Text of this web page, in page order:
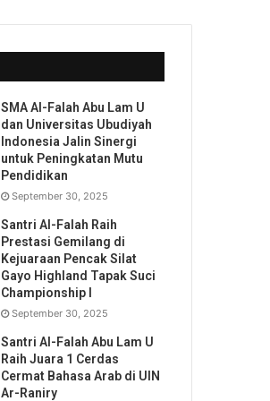
SMA Al-Falah Abu Lam U
dan Universitas Ubudiyah
Indonesia Jalin Sinergi
untuk Peningkatan Mutu
Pendidikan
September 30, 2025
Santri Al-Falah Raih
Prestasi Gemilang di
Kejuaraan Pencak Silat
Gayo Highland Tapak Suci
Championship I
September 30, 2025
Santri Al-Falah Abu Lam U
Raih Juara 1 Cerdas
Cermat Bahasa Arab di UIN
Ar-Raniry